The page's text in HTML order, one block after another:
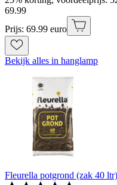
69.99
Prijs: 69.99 euro
Bekijk alles in hanglamp
Fleurella potgrond (zak 40 ltr)